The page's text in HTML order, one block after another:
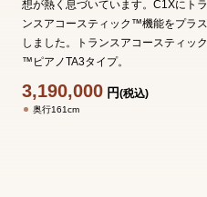
想が熱く息づいています。C1Xにトラ
ンスアコースティック™機能をプラス
しました。トランスアコースティック
™ピアノTA3タイプ。
3,190,000円(税込)
奥行161cm